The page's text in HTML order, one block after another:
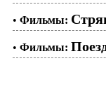
• Фильмы:
• Фильмы: